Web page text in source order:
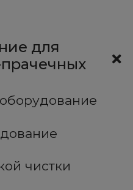
для
чистки